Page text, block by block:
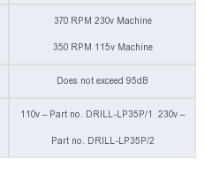
370 RPM 230v Machine
350 RPM 115v Machine
Does not exceed 95dB
110v – Part no. DRILL-LP35P/1 230v –
Part no. DRILL-LP35P/2